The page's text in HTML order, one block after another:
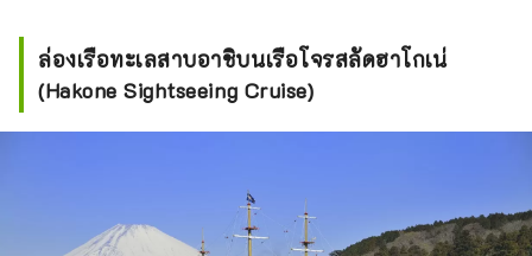
ล่องเรือทะเลสาบอาชิบนเรือโจรสลัดฮาโกเน่
(Hakone Sightseeing Cruise)